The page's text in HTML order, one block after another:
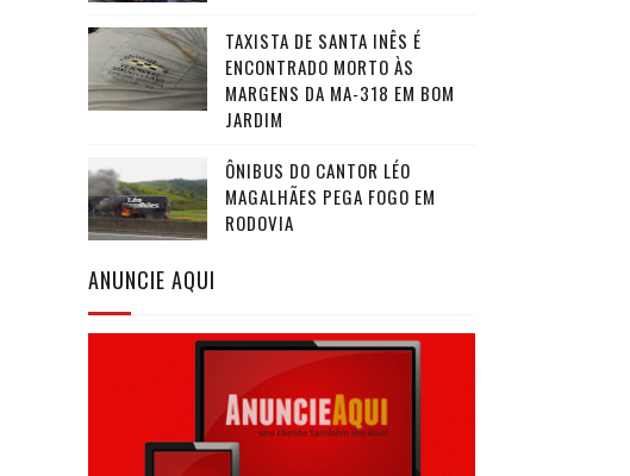
TAXISTA DE SANTA INÊS É
ENCONTRADO MORTO ÀS
MARGENS DA MA-318 EM BOM
JARDIM
ÔNIBUS DO CANTOR LÉO
MAGALHÃES PEGA FOGO EM
RODOVIA
ANUNCIE AQUI